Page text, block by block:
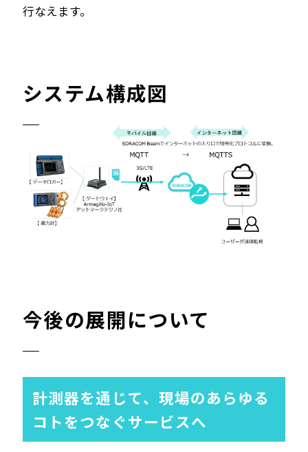
行なえます。
システム構成図
今後の展開について
計測器を通じて、現場のあらゆる
コトをつなぐサービスへ